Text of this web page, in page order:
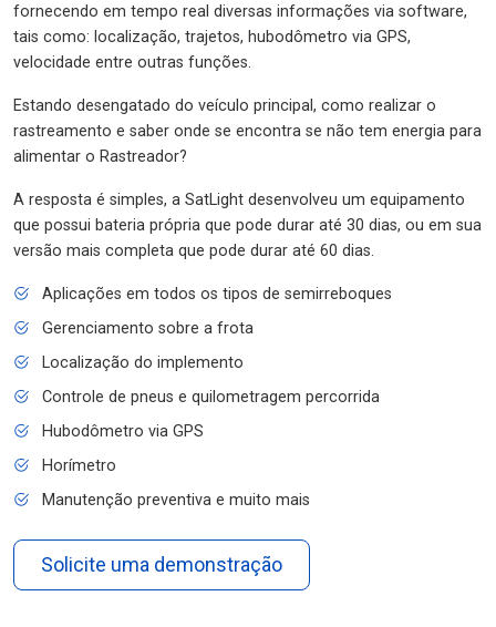
fornecendo em tempo real diversas informações via software,
tais como: localização, trajetos, hubodômetro via GPS,
velocidade entre outras funções.
Estando desengatado do veículo principal, como realizar o
rastreamento e saber onde se encontra se não tem energia para
alimentar o Rastreador?
A resposta é simples, a SatLight desenvolveu um equipamento
que possui bateria própria que pode durar até 30 dias, ou em sua
versão mais completa que pode durar até 60 dias.
Aplicações em todos os tipos de semirreboques
Gerenciamento sobre a frota
Localização do implemento
Controle de pneus e quilometragem percorrida
Hubodômetro via GPS
Horímetro
Manutenção preventiva e muito mais
Solicite uma demonstração